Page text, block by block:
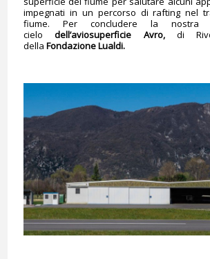
impegnati in un percorso di rafting nel
fiume. Per concludere la nostra
cielodell’aviosuperficie Avro,di
della Fondazione Lualdi.